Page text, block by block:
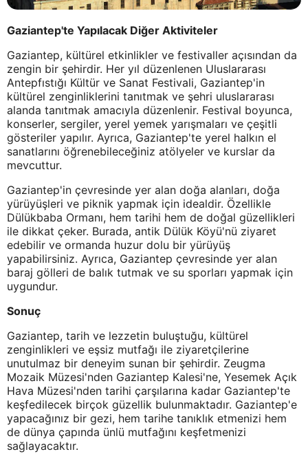
Gaziantep'te Yapılacak Diğer Aktiviteler
Gaziantep, kültürel etkinlikler ve festivaller açısından da
zengin bir şehirdir. Her yıl düzenlenen Uluslararası
Antepfıstığı Kültür ve Sanat Festivali, Gaziantep'in
kültürel zenginliklerini tanıtmak ve şehri uluslararası
alanda tanıtmak amacıyla düzenlenir. Festival boyunca,
konserler, sergiler, yerel yemek yarışmaları ve çeşitli
gösteriler yapılır. Ayrıca, Gaziantep'te yerel halkın el
sanatlarını öğrenebileceğiniz atölyeler ve kurslar da
mevcuttur.
Gaziantep'in çevresinde yer alan doğa alanları, doğa
yürüyüşleri ve piknik yapmak için idealdir. Özellikle
Dülükbaba Ormanı, hem tarihi hem de doğal güzellikleri
ile dikkat çeker. Burada, antik Dülük Köyü'nü ziyaret
edebilir ve ormanda huzur dolu bir yürüyüş
yapabilirsiniz. Ayrıca, Gaziantep çevresinde yer alan
baraj gölleri de balık tutmak ve su sporları yapmak için
uygundur.
Sonuç
Gaziantep, tarih ve lezzetin buluştuğu, kültürel
zenginlikleri ve eşsiz mutfağı ile ziyaretçilerine
unutulmaz bir deneyim sunan bir şehirdir. Zeugma
Mozaik Müzesi'nden Gaziantep Kalesi'ne, Yesemek Açık
Hava Müzesi'nden tarihi çarşılarına kadar Gaziantep'te
keşfedilecek birçok güzellik bulunmaktadır. Gaziantep'e
yapacağınız bir gezi, hem tarihe tanıklık etmenizi hem
de dünya çapında ünlü mutfağını keşfetmenizi
sağlayacaktır.